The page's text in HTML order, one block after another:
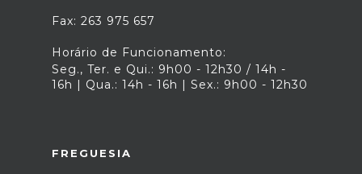
Fax: 263 975 657
Horário de Funcionamento:
Seg., Ter. e Qui.: 9h00 - 12h30 / 14h -
16h | Qua.: 14h - 16h | Sex.: 9h00 - 12h30
FREGUESIA